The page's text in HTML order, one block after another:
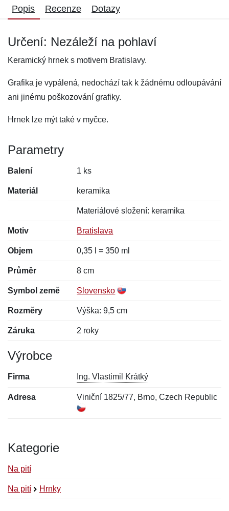
Popis Recenze Dotazy
Určení: Nezáleží na pohlaví
Keramický hrnek s motivem Bratislavy.
Grafika je vypálená, nedochází tak k žádnému odloupávání
ani jinému poškozování grafiky.
Hrnek lze mýt také v myčce.
Parametry
Balení 1 ks
Materiál keramika
Materiálové složení: keramika
Motiv Bratislava
Objem 0,35 l = 350 ml
Průměr 8 cm
Symbol země Slovensko
Rozměry Výška: 9,5 cm
Záruka 2 roky
Výrobce
Firma Ing. Vlastimil Krátký
Adresa Viniční 1825/77, Brno, Czech Republic
Kategorie
Na pití
Na pití Hrnky